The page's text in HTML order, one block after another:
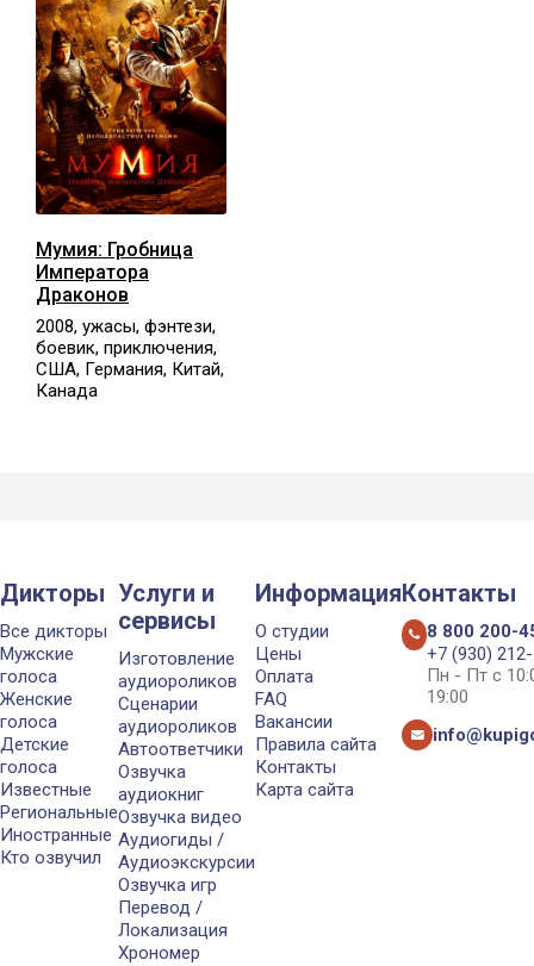
Мумия: Гробница
Императора
Драконов
2008, ужасы, фэнтези,
боевик, приключения,
США, Германия, Китай,
Канада
Дикторы
Все дикторы
Мужские
голоса
Женские
голоса
Детские
голоса
Известные
Региональные
Иностранные
Кто озвучил
Услуги и
сервисы
Изготовление
аудиороликов
Сценарии
аудиороликов
Автоответчики
Озвучка
аудиокниг
Озвучка видео
Аудиогиды /
Аудиоэкскурсии
Озвучка игр
Перевод /
Локализация
Хрономер
Информация
О студии
Цены
Оплата
FAQ
Вакансии
Правила сайта
Контакты
Карта сайта
Контакты
8 800 200-
+7 (930)
Пн - Пт с
19:00